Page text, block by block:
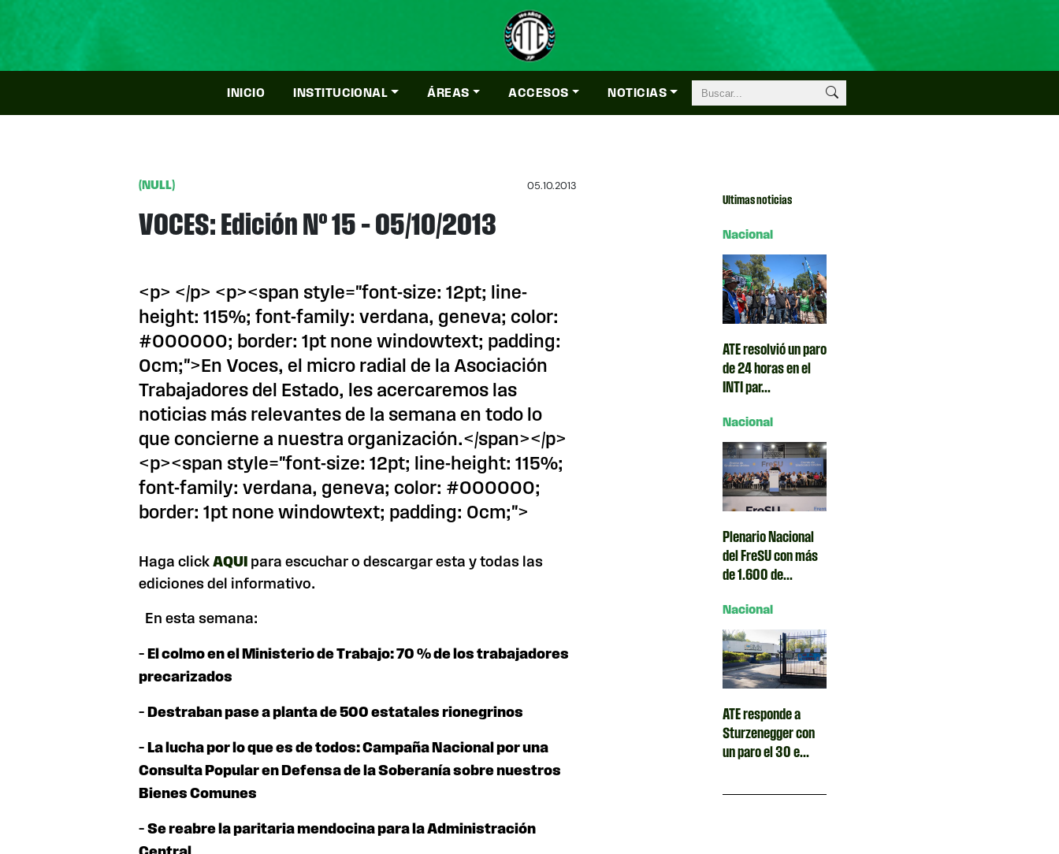
INICIO INSTITUCIONAL ÁREAS ACCESOS NOTICIAS
(NULL) 05.10.2013
VOCES: Edición Nº 15 – 05/10/2013
<p> </p> <p><span style="font-size: 12pt; line-
height: 115%; font-family: verdana, geneva; color:
#000000; border: 1pt none windowtext; padding:
0cm;">En Voces, el micro radial de la Asociación
Trabajadores del Estado, les acercaremos las
noticias más relevantes de la semana en todo lo
que concierne a nuestra organización.</span></p>
<p><span style="font-size: 12pt; line-height: 115%;
font-family: verdana, geneva; color: #000000;
border: 1pt none windowtext; padding: 0cm;">
Haga click AQUI para escuchar o descargar esta y todas las
ediciones del informativo.
En esta semana:
–El colmo en el Ministerio de Trabajo: 70 % de los trabajadores
precarizados
–Destraban pase a planta de 500 estatales rionegrinos
–La lucha por lo que es de todos: Campaña Nacional por una
Consulta Popular en Defensa de la Soberanía sobre nuestros
Bienes Comunes
–Se reabre la paritaria mendocina para la Administración
Central
Ultimas noticias
Nacional
ATE resolvió un paro
de 24 horas en el
INTI par...
Nacional
Plenario Nacional
del FreSU con más
de 1.600 de...
Nacional
ATE responde a
Sturzenegger con
un paro el 30 e...